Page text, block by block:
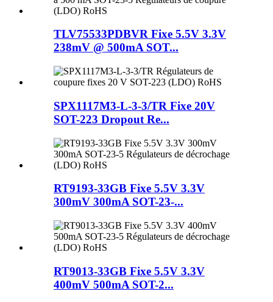
TLV75533PDBVR Fixe 5.5V 3.3V
238mV @ 500mA SOT...
SPX1117M3-L-3-3/TR Fixe 20V
SOT-223 Dropout Re...
RT9193-33GB Fixe 5.5V 3.3V
300mV 300mA SOT-23-...
RT9013-33GB Fixe 5.5V 3.3V
400mV 500mA SOT-2...